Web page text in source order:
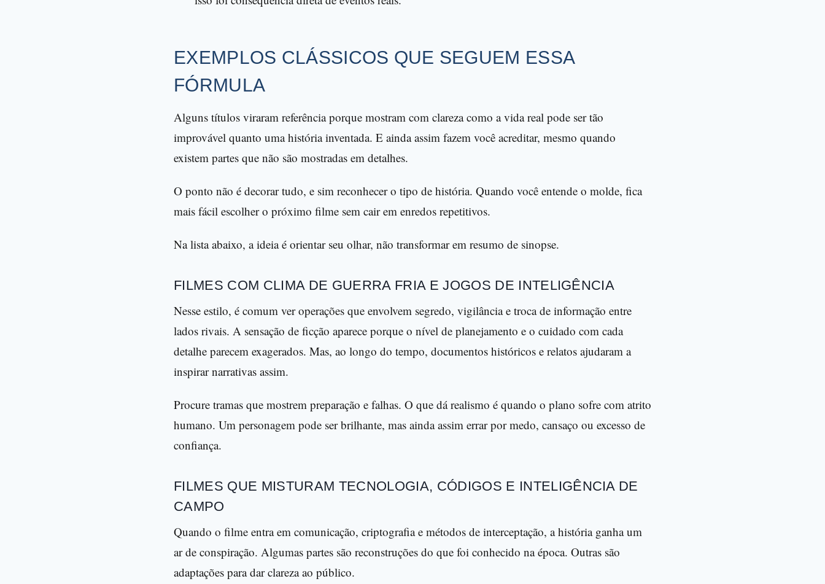
EXEMPLOS CLÁSSICOS QUE SEGUEM ESSA
FÓRMULA
Alguns títulos viraram referência porque mostram com clareza como a vida real pode ser tão
improvável quanto uma história inventada. E ainda assim fazem você acreditar, mesmo quando
existem partes que não são mostradas em detalhes.
O ponto não é decorar tudo, e sim reconhecer o tipo de história. Quando você entende o molde, fica
mais fácil escolher o próximo filme sem cair em enredos repetitivos.
Na lista abaixo, a ideia é orientar seu olhar, não transformar em resumo de sinopse.
FILMES COM CLIMA DE GUERRA FRIA E JOGOS DE INTELIGÊNCIA
Nesse estilo, é comum ver operações que envolvem segredo, vigilância e troca de informação entre
lados rivais. A sensação de ficção aparece porque o nível de planejamento e o cuidado com cada
detalhe parecem exagerados. Mas, ao longo do tempo, documentos históricos e relatos ajudaram a
inspirar narrativas assim.
Procure tramas que mostrem preparação e falhas. O que dá realismo é quando o plano sofre com atrito
humano. Um personagem pode ser brilhante, mas ainda assim errar por medo, cansaço ou excesso de
confiança.
FILMES QUE MISTURAM TECNOLOGIA, CÓDIGOS E INTELIGÊNCIA DE
CAMPO
Quando o filme entra em comunicação, criptografia e métodos de interceptação, a história ganha um
ar de conspiração. Algumas partes são reconstruções do que foi conhecido na época. Outras são
adaptações para dar clareza ao público.